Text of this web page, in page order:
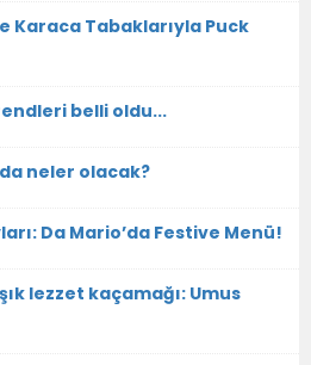
Karaca Tabaklarıyla Puck
belli oldu...
neler olacak?
Da Mario’da Festive Menü!
lezzet kaçamağı: Umus